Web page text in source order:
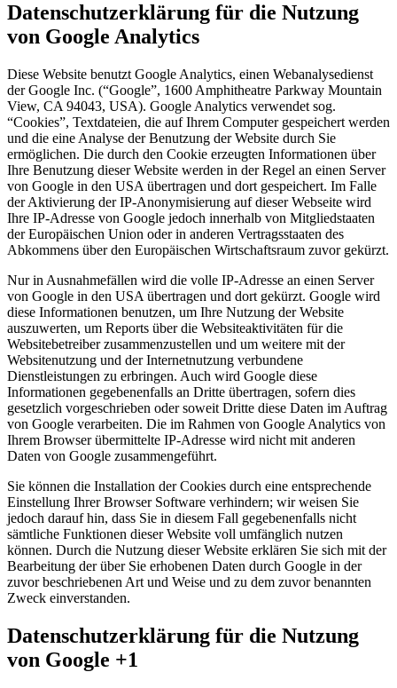
Datenschutzerklärung für die Nutzung
von Google Analytics
Diese Website benutzt Google Analytics, einen Webanalysedienst
der Google Inc. (“Google”, 1600 Amphitheatre Parkway Mountain
View, CA 94043, USA). Google Analytics verwendet sog.
“Cookies”, Textdateien, die auf Ihrem Computer gespeichert werden
und die eine Analyse der Benutzung der Website durch Sie
ermöglichen. Die durch den Cookie erzeugten Informationen über
Ihre Benutzung dieser Website werden in der Regel an einen Server
von Google in den USA übertragen und dort gespeichert. Im Falle
der Aktivierung der IP-Anonymisierung auf dieser Webseite wird
Ihre IP-Adresse von Google jedoch innerhalb von Mitgliedstaaten
der Europäischen Union oder in anderen Vertragsstaaten des
Abkommens über den Europäischen Wirtschaftsraum zuvor gekürzt.
Nur in Ausnahmefällen wird die volle IP-Adresse an einen Server
von Google in den USA übertragen und dort gekürzt. Google wird
diese Informationen benutzen, um Ihre Nutzung der Website
auszuwerten, um Reports über die Websiteaktivitäten für die
Websitebetreiber zusammenzustellen und um weitere mit der
Websitenutzung und der Internetnutzung verbundene
Dienstleistungen zu erbringen. Auch wird Google diese
Informationen gegebenenfalls an Dritte übertragen, sofern dies
gesetzlich vorgeschrieben oder soweit Dritte diese Daten im Auftrag
von Google verarbeiten. Die im Rahmen von Google Analytics von
Ihrem Browser übermittelte IP-Adresse wird nicht mit anderen
Daten von Google zusammengeführt.
Sie können die Installation der Cookies durch eine entsprechende
Einstellung Ihrer Browser Software verhindern; wir weisen Sie
jedoch darauf hin, dass Sie in diesem Fall gegebenenfalls nicht
sämtliche Funktionen dieser Website voll umfänglich nutzen
können. Durch die Nutzung dieser Website erklären Sie sich mit der
Bearbeitung der über Sie erhobenen Daten durch Google in der
zuvor beschriebenen Art und Weise und zu dem zuvor benannten
Zweck einverstanden.
Datenschutzerklärung für die Nutzung
von Google +1